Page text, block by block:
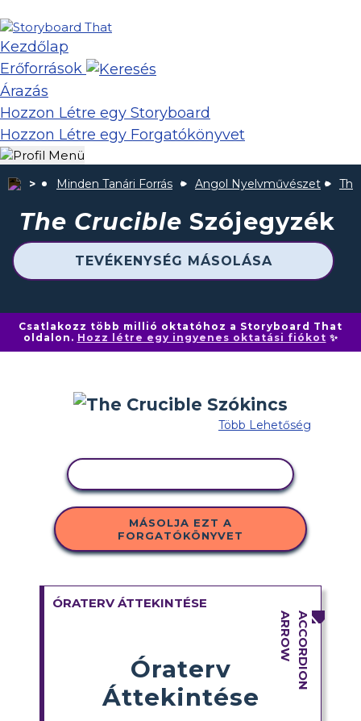
Kezdőlap
Erőforrások
Árazás
Hozzon Létre egy Storyboard
Hozzon Létre egy Forgatókönyvet
Minden Tanári Forrás Angol Nyelvművészet
The Crucible Szójegyzék
TEVÉKENYSÉG MÁSOLÁSA
Csatlakozz több millió oktatóhoz a Storyboard That
oldalon. Hozz létre egy ingyenes oktatási fiókot ✨
Több Lehetőség
MÁSOLJA EZT A
FORGATÓKÖNYVET
ÓRATERV ÁTTEKINTÉSE
Óraterv
Áttekintése